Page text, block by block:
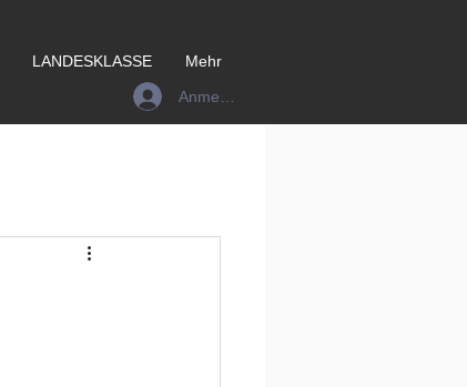
LANDESKLASSE
Mehr
Anmelden